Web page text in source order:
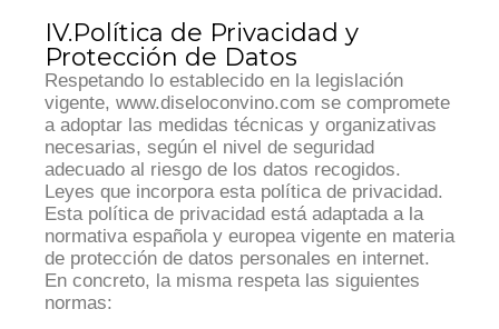
IV.Política de Privacidad y
Protección de Datos
Respetando lo establecido en la legislación
vigente, www.diseloconvino.com se compromete
a adoptar las medidas técnicas y organizativas
necesarias, según el nivel de seguridad
adecuado al riesgo de los datos recogidos.
Leyes que incorpora esta política de privacidad.
Esta política de privacidad está adaptada a la
normativa española y europea vigente en materia
de protección de datos personales en internet.
En concreto, la misma respeta las siguientes
normas: